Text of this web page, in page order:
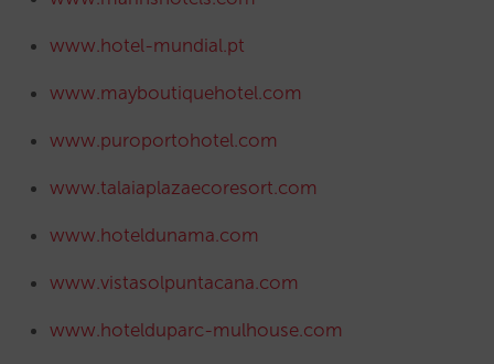
www.hotel-mundial.pt
www.mayboutiquehotel.com
www.puroportohotel.com
www.talaiaplazaecoresort.com
www.hoteldunama.com
www.vistasolpuntacana.com
www.hotelduparc-mulhouse.com